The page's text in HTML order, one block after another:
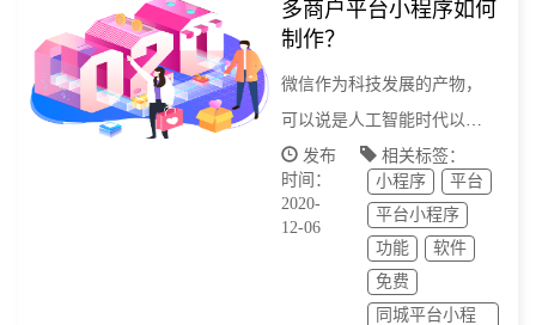
多商户平台小程序如何
制作？
微信作为科技发展的产物，
可以说是人工智能时代以来
最伟大的一个突破之一，而
刚开始作为社交软件的微
信，随着社会和时代的需
要，让单一的微信变得更加
多姿多彩，app的发明虽然也
发布
时间：
2020-
12-06
相关标签：
小程序
平台
平台小程序
功能
软件
免费
同城平台小程